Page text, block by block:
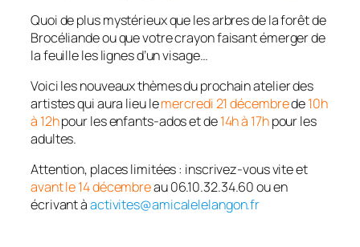
Quoi de plus mystérieux que les arbres de la forêt de
Brocéliande ou que votre crayon faisant émerger de
la feuille les lignes d’un visage…
Voici les nouveaux thèmes du prochain atelier des
artistes qui aura lieu lemercredi 21 décembrede10h
à 12hpour les enfants-ados et de14h à 17hpour les
adultes.
Attention, places limitées : inscrivez-vous vite et
avant le 14 décembreau 06.10.32.34.60 ou en
écrivant àactivites@amicalelelangon.fr